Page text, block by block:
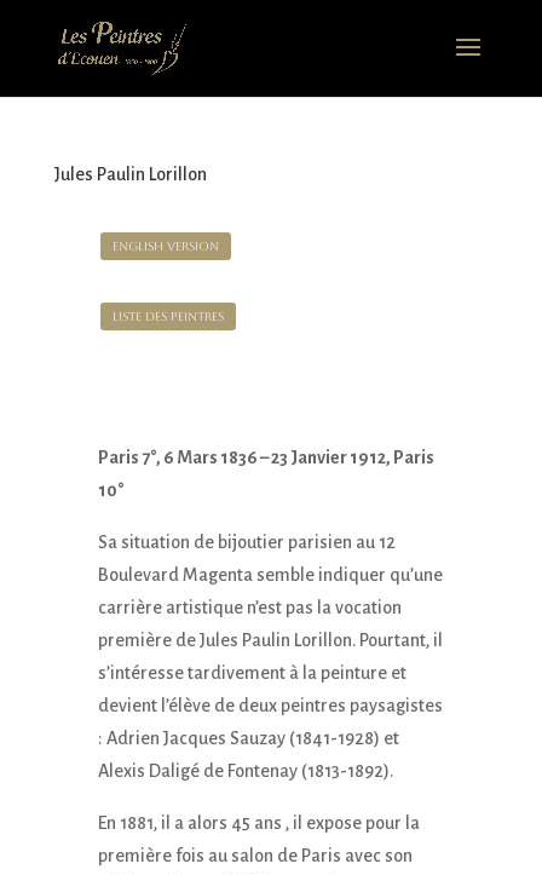
Jules Paulin Lorillon
English version
Liste des Peintres
Paris 7°, 6 Mars 1836 – 23 Janvier 1912, Paris
10°
Sa situation de bijoutier parisien au 12
Boulevard Magenta semble indiquer qu’une
carrière artistique n’est pas la vocation
première de Jules Paulin Lorillon. Pourtant, il
s’intéresse tardivement à la peinture et
devient l’élève de deux peintres paysagistes
: Adrien Jacques Sauzay (1841-1928) et
Alexis Daligé de Fontenay (1813-1892).
En 1881, il a alors 45 ans , il expose pour la
première fois au salon de Paris avec son